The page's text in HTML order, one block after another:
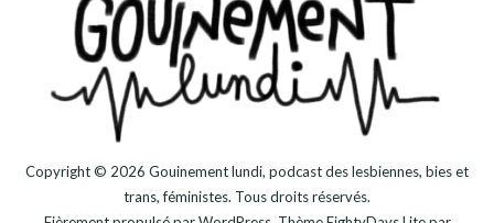
Copyright © 2026 Gouinement lundi, podcast des lesbiennes, bies et
trans, féministes. Tous droits réservés.